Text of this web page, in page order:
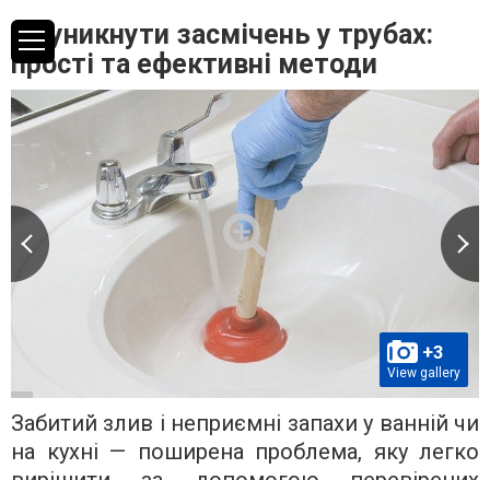
Як уникнути засмічень у трубах:
прості та ефективні методи
+3
View gallery
Забитий злив і неприємні запахи у ванній чи
на кухні — поширена проблема, яку легко